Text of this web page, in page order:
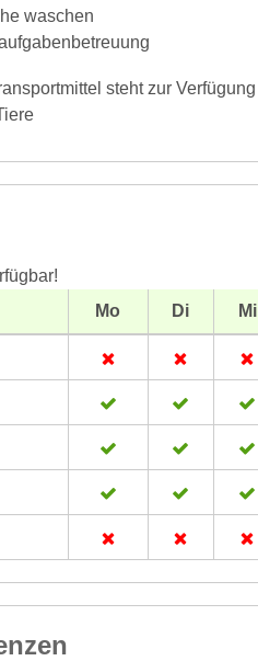
waschen
steht zur Verfügung
Mo Di Mi